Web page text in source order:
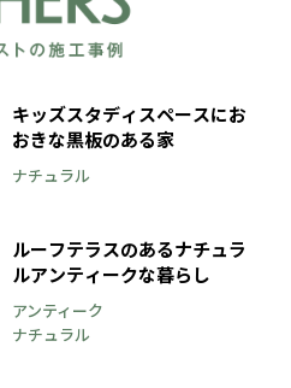
キッズスタディスペースにお
おきな黒板のある家
ナチュラル
ルーフテラスのあるナチュラ
ルアンティークな暮らし
アンティーク
ナチュラル